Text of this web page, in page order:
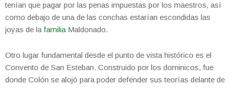
tenían que pagar por las penas impuestas por los maestros, así
como debajo de una de las conchas estarían escondidas las
joyas de la familia Maldonado.
Otro lugar fundamental desde el punto de vista histórico es el
Convento de San Esteban. Construido por los dominicos, fue
donde Colón se alojó para poder defender sus teorías delante de